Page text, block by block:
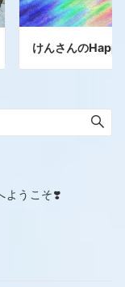
けんさんの
ようこそ❣️